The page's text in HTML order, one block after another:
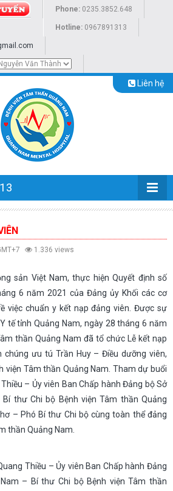
Phone: 0235.3852.648
Hotline: 0967891313
Liên hệ
1.336 views
sản Việt Nam, thực hiện Quyết định số
6 năm 2021 của Đảng ủy Khối các cơ
việc chuẩn y kết nạp đảng viên. Được sự
tế tỉnh Quảng Nam, ngày 28 tháng 6 năm
thần Quảng Nam đã tổ chức Lễ kết nạp
chúng ưu tú Trần Huy – Điều dưỡng viên,
viện Tâm thần Quảng Nam. Tham dự buổi
– Ủy viên Ban Chấp hành Đảng bộ Sở
thư Chi bộ Bệnh viện Tâm thần Quảng
– Phó Bí thư Chi bộ cùng toàn thể đảng
thần Quảng Nam.
Thiều – Ủy viên Ban Chấp hành Đảng
– Bí thư Chi bộ Bệnh viện Tâm thần